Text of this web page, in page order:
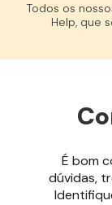
Todos os
Help, que
É bom
dúvidas,